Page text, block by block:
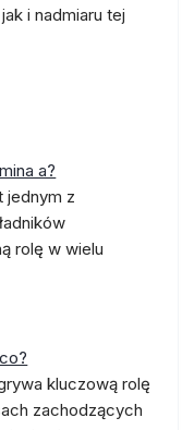
i nadmiaru tej
a?
jednym z
rolę w wielu
kluczową rolę
zachodzących